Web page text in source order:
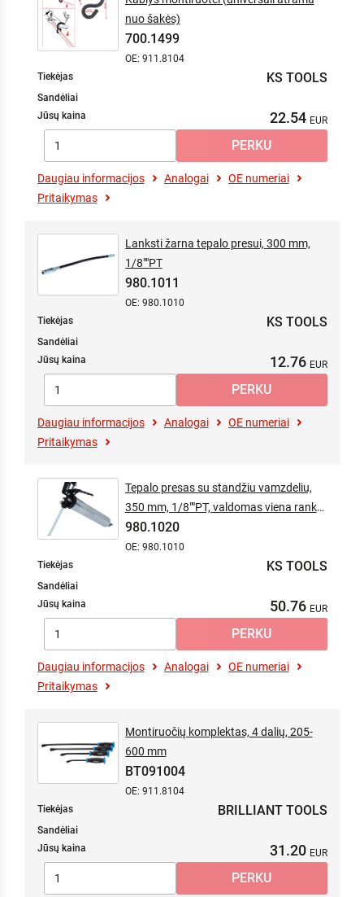
nuo šakės)
700.1499
OE: 911.8104
Tiekėjas
KS TOOLS
Sandėliai
Jūsų kaina
22.54
Daugiau informacijos Analogai
OE numeriai
Pritaikymas
Lanksti žarna tepalo presui, 300 mm,
1/8""PT
980.1011
OE: 980.1010
Tiekėjas
KS TOOLS
Sandėliai
Jūsų kaina
12.76
Daugiau informacijos Analogai
OE numeriai
Pritaikymas
Tepalo presas su standžiu vamzdeliu,
350 mm, 1/8""PT, valdomas viena ranka
(lanksti žarna - 980.1011)
980.1020
OE: 980.1010
Tiekėjas
KS TOOLS
Sandėliai
Jūsų kaina
50.76
Daugiau informacijos Analogai
OE numeriai
Pritaikymas
Montiruočių komplektas, 4 dalių, 205-
600 mm
BT091004
OE: 911.8104
Tiekėjas
BRILLIANT TOOLS
Sandėliai
Jūsų kaina
31.20